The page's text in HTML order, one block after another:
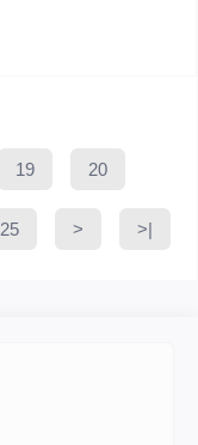
19 20
25 > >|